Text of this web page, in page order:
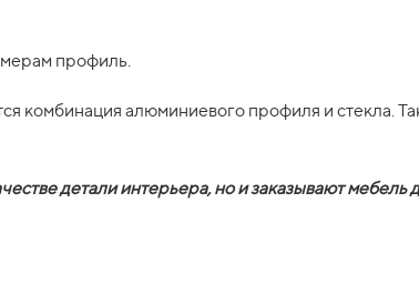
профиль.
комбинация алюминиевого профиля и стекла.
детали интерьера, но и заказывают